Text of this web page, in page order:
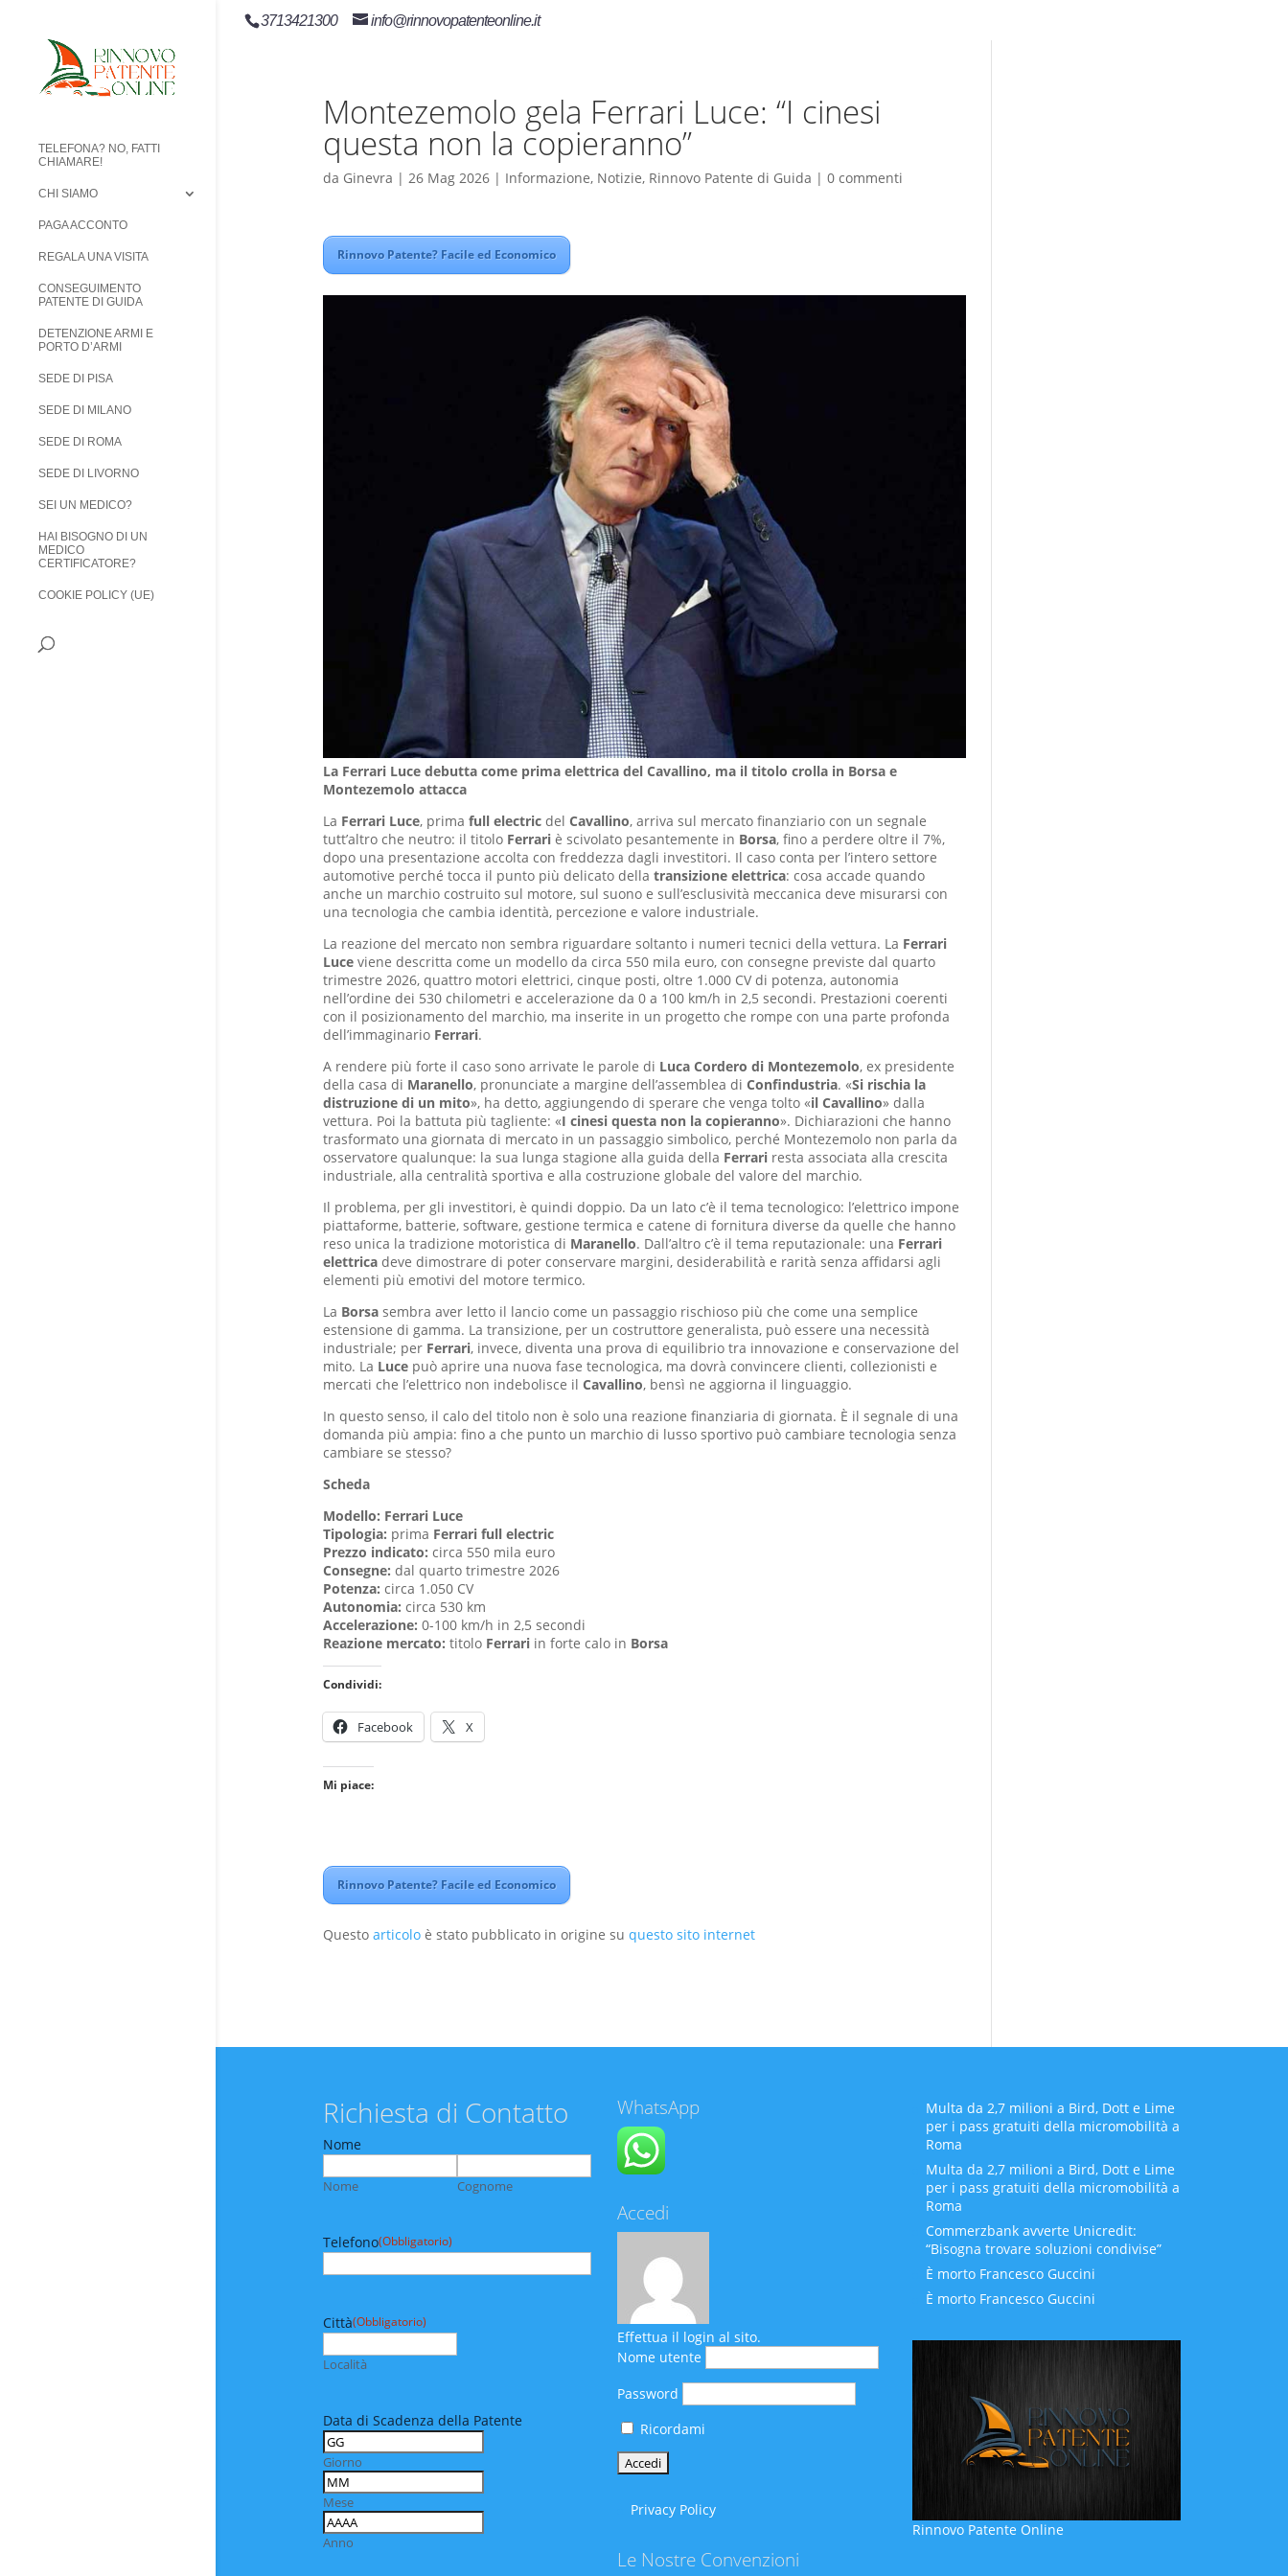
3713421300 info@rinnovopatenteonline.it
TELEFONA? NO, FATTI
CHIAMARE!
CHI SIAMO
PAGA ACCONTO
REGALA UNA VISITA
CONSEGUIMENTO
PATENTE DI GUIDA
DETENZIONE ARMI E
PORTO D’ARMI
SEDE DI PISA
SEDE DI MILANO
SEDE DI ROMA
SEDE DI LIVORNO
SEI UN MEDICO?
HAI BISOGNO DI UN
MEDICO
CERTIFICATORE?
COOKIE POLICY (UE)
Montezemolo gela Ferrari Luce: “I cinesi
questa non la copieranno”
da Ginevra | 26 Mag 2026| Informazione, Notizie, Rinnovo Patente di Guida | 0 commenti
Rinnovo Patente? Facile ed Economico
La Ferrari Luce debutta come prima elettrica del Cavallino, ma il titolo crolla in Borsa e
Montezemolo attacca
La Ferrari Luce, prima full electricdel Cavallino, arriva sul mercato finanziario con un segnale
tutt’altro che neutro: il titolo Ferrariè scivolato pesantemente in Borsa, fino a perdere oltre il 7%,
dopo una presentazione accolta con freddezza dagli investitori. Il caso conta per l’intero settore
automotive perché tocca il punto più delicato della transizione elettrica: cosa accade quando
anche un marchio costruito sul motore, sul suono e sull’esclusività meccanica deve misurarsi con
una tecnologia che cambia identità, percezione e valore industriale.
La reazione del mercato non sembra riguardare soltanto i numeri tecnici della vettura. La Ferrari
Luceviene descritta come un modello da circa 550 mila euro, con consegne previste dal quarto
trimestre 2026, quattro motori elettrici, cinque posti, oltre 1.000 CV di potenza, autonomia
nell’ordine dei 530 chilometri e accelerazione da 0 a 100 km/h in 2,5 secondi. Prestazioni coerenti
con il posizionamento del marchio, ma inserite in un progetto che rompe con una parte profonda
dell’immaginario Ferrari.
A rendere più forte il caso sono arrivate le parole di Luca Cordero di Montezemolo, ex presidente
della casa di Maranello, pronunciate a margine dell’assemblea di Confindustria. «Si rischia la
distruzione di un mito», ha detto, aggiungendo di sperare che venga tolto «il Cavallino» dalla
vettura. Poi la battuta più tagliente: «I cinesi questa non la copieranno». Dichiarazioni che hanno
trasformato una giornata di mercato in un passaggio simbolico, perché Montezemolo non parla da
osservatore qualunque: la sua lunga stagione alla guida della Ferrariresta associata alla crescita
industriale, alla centralità sportiva e alla costruzione globale del valore del marchio.
Il problema, per gli investitori, è quindi doppio. Da un lato c’è il tema tecnologico: l’elettrico impone
piattaforme, batterie, software, gestione termica e catene di fornitura diverse da quelle che hanno
reso unica la tradizione motoristica di Maranello. Dall’altro c’è il tema reputazionale: una Ferrari
elettricadeve dimostrare di poter conservare margini, desiderabilità e rarità senza affidarsi agli
elementi più emotivi del motore termico.
La Borsasembra aver letto il lancio come un passaggio rischioso più che come una semplice
estensione di gamma. La transizione, per un costruttore generalista, può essere una necessità
industriale; per Ferrari, invece, diventa una prova di equilibrio tra innovazione e conservazione del
mito. La Lucepuò aprire una nuova fase tecnologica, ma dovrà convincere clienti, collezionisti e
mercati che l’elettrico non indebolisce il Cavallino, bensì ne aggiorna il linguaggio.
In questo senso, il calo del titolo non è solo una reazione finanziaria di giornata. È il segnale di una
domanda più ampia: fino a che punto un marchio di lusso sportivo può cambiare tecnologia senza
cambiare se stesso?
Scheda
Modello: Ferrari Luce
Tipologia: prima Ferrari full electric
Prezzo indicato: circa 550 mila euro
Consegne: dal quarto trimestre 2026
Potenza: circa 1.050 CV
Autonomia: circa 530 km
Accelerazione: 0-100 km/h in 2,5 secondi
Reazione mercato: titolo Ferrariin forte calo in Borsa
Condividi:
Facebook X
Mi piace:
Rinnovo Patente? Facile ed Economico
Questo articoloè stato pubblicato in origine su questo sito internet
Richiesta di Contatto
Nome
Nome Cognome
Telefono(Obbligatorio)
Città(Obbligatorio)
Località
Data di Scadenza della Patente
Giorno
Mese
Anno
WhatsApp
Accedi
Effettua il login al sito.
Nome utente
Password
Ricordami
Privacy Policy
Le Nostre Convenzioni
Multa da 2,7 milioni a Bird, Dott e Lime
per i pass gratuiti della micromobilità a
Roma
Multa da 2,7 milioni a Bird, Dott e Lime
per i pass gratuiti della micromobilità a
Roma
Commerzbank avverte Unicredit:
“Bisogna trovare soluzioni condivise”
È morto Francesco Guccini
È morto Francesco Guccini
Rinnovo Patente Online